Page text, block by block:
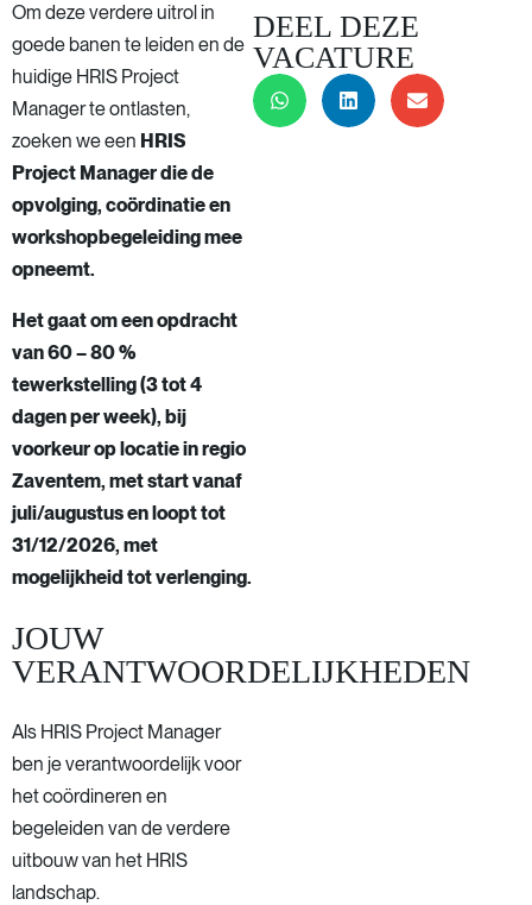
DEEL DEZE
VACATURE
Om deze verdere uitrol in
goede banen te leiden en de
huidige HRIS Project
Manager te ontlasten,
zoeken we een HRIS
Project Manager die de
opvolging, coördinatie en
workshopbegeleiding mee
opneemt.
Het gaat om een opdracht
van 60 – 80 %
tewerkstelling (3 tot 4
dagen per week), bij
voorkeur op locatie in regio
Zaventem, met start vanaf
juli/augustus en loopt tot
31/12/2026, met
mogelijkheid tot verlenging.
JOUW
VERANTWOORDELIJKHEDEN
Als HRIS Project Manager
ben je verantwoordelijk voor
het coördineren en
begeleiden van de verdere
uitbouw van het HRIS
landschap.